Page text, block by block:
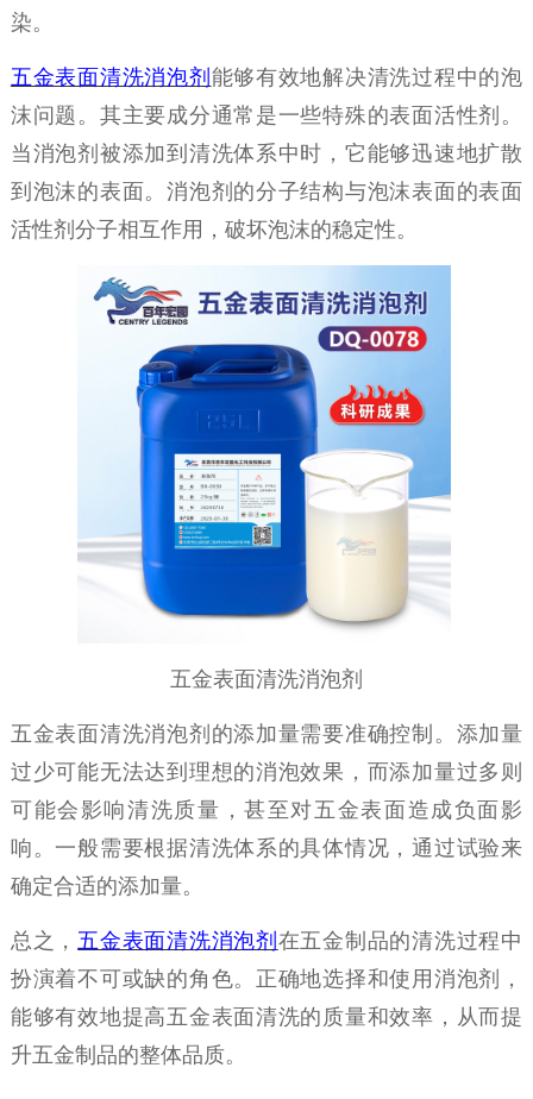
染。
五金表面清洗消泡剂 能够有效地解决清洗过程中的泡
沫问题。 其主要成分通常是一些特殊的表面活性剂。
当消泡剂被添加到清洗体系中时，它能够迅速地扩散
到泡沫的表面。消泡剂的分子结构与泡沫表面的表面
活性剂分子相互作用，破坏泡沫的稳定性。
五金表面清洗消泡剂
五金表面清洗消泡剂的添加量需要准确控制。添加量
过少可能无法达到理想的消泡效果，而添加量过多则
可能会影响清洗质量，甚至对五金表面造成负面影
响。一般需要根据清洗体系的具体情况，通过试验来
确定合适的添加量。
总之， 五金表面清洗消泡剂 在五金制品的清洗过程中
扮演着不可或缺的角色。正确地选择和使用消泡剂，
能够有效地提高五金表面清洗的质量和效率，从而提
升五金制品的整体品质。